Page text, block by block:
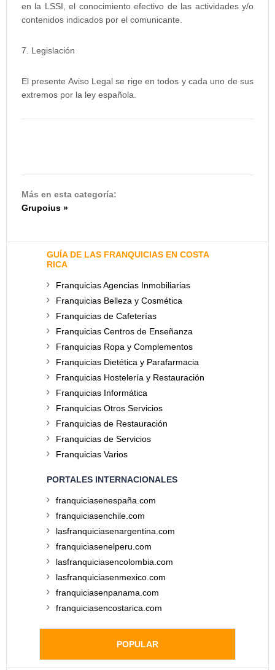
en la LSSI, el conocimiento efectivo de las actividades y/o
contenidos indicados por el comunicante.
7. Legislación
El presente Aviso Legal se rige en todos y cada uno de sus
extremos por la ley española.
Más en esta categoría:
Grupoius »
GUÍA DE LAS FRANQUICIAS EN COSTA
RICA
Franquicias Agencias Inmobiliarias
Franquicias Belleza y Cosmética
Franquicias de Cafeterías
Franquicias Centros de Enseñanza
Franquicias Ropa y Complementos
Franquicias Dietética y Parafarmacia
Franquicias Hostelería y Restauración
Franquicias Informática
Franquicias Otros Servicios
Franquicias de Restauración
Franquicias de Servicios
Franquicias Varios
PORTALES INTERNACIONALES
franquiciasenespaña.com
franquiciasenchile.com
lasfranquiciasenargentina.com
franquiciasenelperu.com
lasfranquiciasencolombia.com
lasfranquiciasenmexico.com
franquiciasenpanama.com
franquiciasencostarica.com
POPULAR